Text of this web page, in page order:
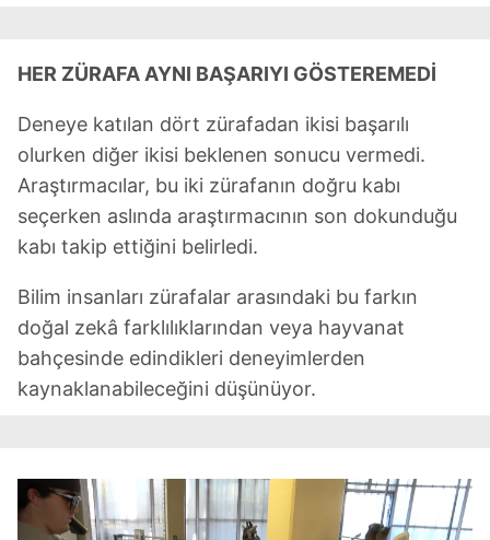
HER ZÜRAFA AYNI BAŞARIYI GÖSTEREMEDİ
Deneye katılan dört zürafadan ikisi başarılı
olurken diğer ikisi beklenen sonucu vermedi.
Araştırmacılar, bu iki zürafanın doğru kabı
seçerken aslında araştırmacının son dokunduğu
kabı takip ettiğini belirledi.
Bilim insanları zürafalar arasındaki bu farkın
doğal zekâ farklılıklarından veya hayvanat
bahçesinde edindikleri deneyimlerden
kaynaklanabileceğini düşünüyor.